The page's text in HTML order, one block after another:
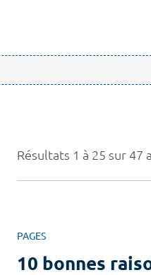
Résultats 1 à 25 sur 47
PAGES
10 bonnes